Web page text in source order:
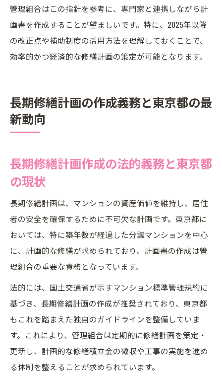
管理組合はこの指針を参考に、専門家と連携しながら計
画書を作成することが望ましいです。特に、2025年以降
の改正点や補助制度の活用方法を理解しておくことで、
効率的かつ経済的な修繕計画の策定が可能となります。
長期修繕計画の作成義務と東京都の最
新動向
長期修繕計画作成の法的義務と東京都
の現状
長期修繕計画は、マンションの資産価値を維持し、居住
者の安全を確保するために不可欠な計画です。東京都に
おいては、特に築年数が経過した分譲マンションを中心
に、計画的な修繕が求められており、計画書の作成は管
理組合の重要な責務となっています。
法的には、国土交通省が示すマンション標準管理規約に
基づき、長期修繕計画の作成が推奨されており、東京都
もこれを踏まえた独自のガイドラインを整備していま
す。これにより、管理組合は定期的に修繕計画を策定・
更新し、計画的な修繕積立金の徴収や工事の実施を進め
る体制を整えることが求められています。